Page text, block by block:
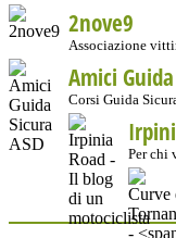
2nove9
Associazione
Amici
Corsi Guida
Per chi